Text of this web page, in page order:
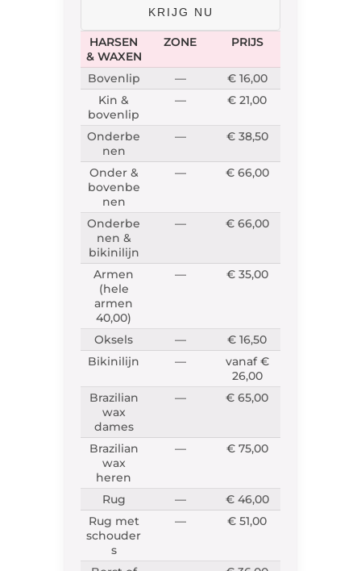
KRIJG NU
HARSEN
& WAXEN
ZONE PRIJS
Bovenlip —
€ 16,00
Kin &
bovenlip
— € 21,00
Onderbe
nen
— € 38,50
Onder &
bovenbe
nen
— € 66,00
Onderbe
nen &
bikinilijn
— € 66,00
Armen
(hele
armen
40,00)
— € 35,00
Oksels —
€ 16,50
Bikinilijn
—
vanaf €
26,00
Brazilian
wax
dames
— € 65,00
Brazilian
wax
heren
— € 75,00
Rug —
€ 46,00
Rug met
schouder
s
— € 51,00